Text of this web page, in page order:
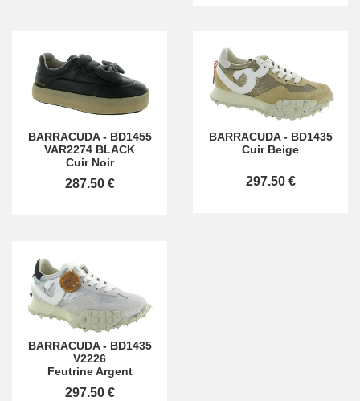
BARRACUDA- BD1455
VAR2274 BLACK
Cuir Noir
287.50 €
BARRACUDA- BD1435
Cuir Beige
297.50 €
BARRACUDA- BD1435
V2226
Feutrine Argent
297.50 €